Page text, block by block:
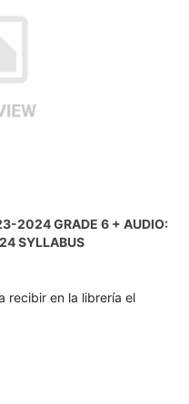
2024 GRADE 6 + AUDIO:
SYLLABUS
recibir en la librería el